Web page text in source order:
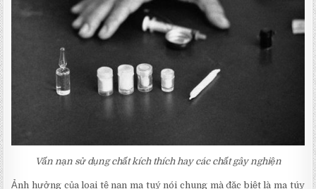
Vấn nạn sử dụng chất kích thích hay các chất gây nghiện
Ảnh hưởng của loại tệ nạn ma tuý nói chung mà đặc biệt là ma túy